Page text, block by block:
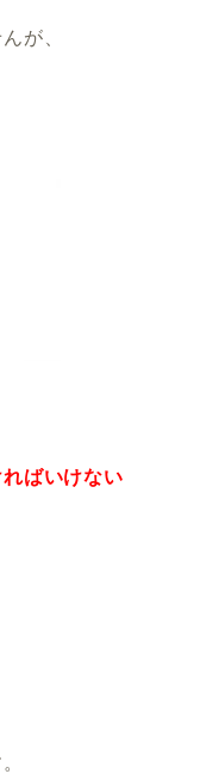
が、
ばいけない